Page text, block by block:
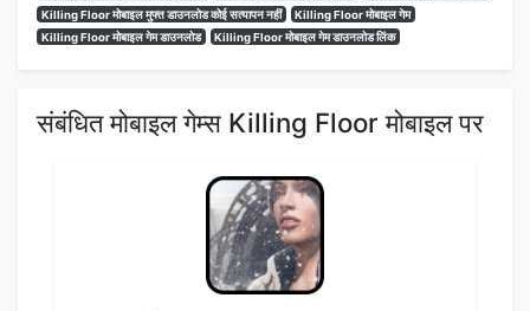
Killing Floor मोबाइल मुफ्त डाउनलोड कोई सत्यापन नहीं
Killing Floor मोबाइल गेम
Killing Floor मोबाइल गेम डाउनलोड
Killing Floor मोबाइल गेम डाउनलोड लिंक
संबंधित मोबाइल गेम्स Killing Floor मोबाइल पर